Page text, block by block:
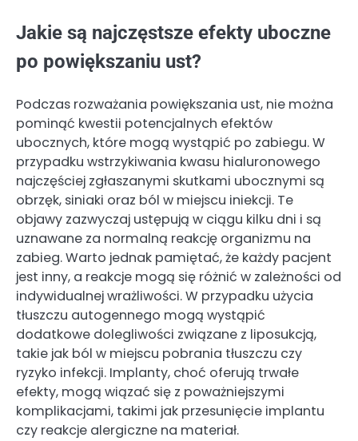
Jakie są najczęstsze efekty uboczne
po powiększaniu ust?
Podczas rozważania powiększania ust, nie można
pominąć kwestii potencjalnych efektów
ubocznych, które mogą wystąpić po zabiegu. W
przypadku wstrzykiwania kwasu hialuronowego
najczęściej zgłaszanymi skutkami ubocznymi są
obrzęk, siniaki oraz ból w miejscu iniekcji. Te
objawy zazwyczaj ustępują w ciągu kilku dni i są
uznawane za normalną reakcję organizmu na
zabieg. Warto jednak pamiętać, że każdy pacjent
jest inny, a reakcje mogą się różnić w zależności od
indywidualnej wrażliwości. W przypadku użycia
tłuszczu autogennego mogą wystąpić
dodatkowe dolegliwości związane z liposukcją,
takie jak ból w miejscu pobrania tłuszczu czy
ryzyko infekcji. Implanty, choć oferują trwałe
efekty, mogą wiązać się z poważniejszymi
komplikacjami, takimi jak przesunięcie implantu
czy reakcje alergiczne na materiał.